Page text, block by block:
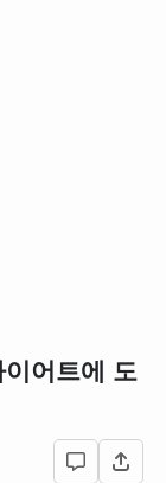
어트에 도